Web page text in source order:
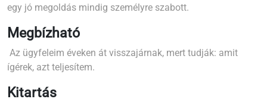
egy jó megoldás mindig személyre szabott.
Megbízható
Az ügyfeleim éveken át visszajárnak, mert tudják: amit
ígérek, azt teljesítem.
Kitartás